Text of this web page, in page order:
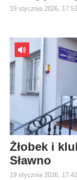
19 stycznia 2026, 17:51
Żłobek i
Sławno
19 stycznia 2026, 17:42